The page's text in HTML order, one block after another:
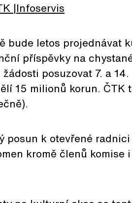
Infoservis
bude letos projednávat
příspěvky na
posuzovat 7. a
15 milionů korun. ČTK
posun k otevřené
kromě členů komise